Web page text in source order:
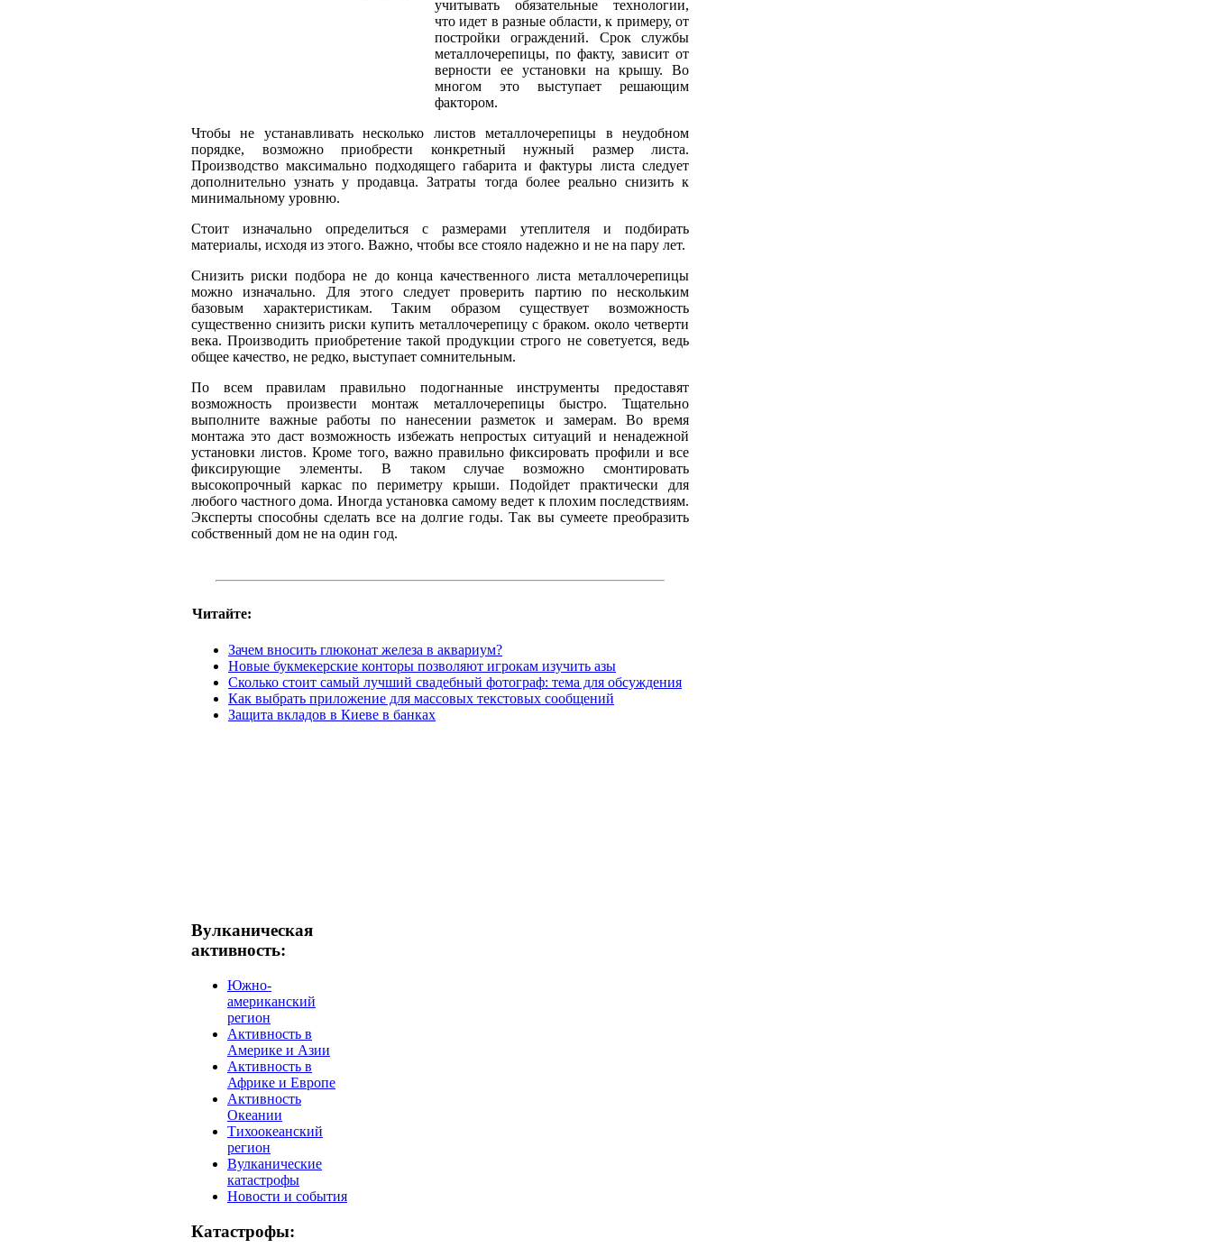
учитывать обязательные технологии,
что идет в разные области, к примеру, от
постройки ограждений. Срок службы
металлочерепицы, по факту, зависит от
верности ее установки на крышу. Во
многом это выступает решающим
фактором.
Чтобы не устанавливать несколько листов металлочерепицы в неудобном
порядке, возможно приобрести конкретный нужный размер листа.
Производство максимально подходящего габарита и фактуры листа следует
дополнительно узнать у продавца. Затраты тогда более реально снизить к
минимальному уровню.
Стоит изначально определиться с размерами утеплителя и подбирать
материалы, исходя из этого. Важно, чтобы все стояло надежно и не на пару лет.
Снизить риски подбора не до конца качественного листа металлочерепицы
можно изначально. Для этого следует проверить партию по нескольким
базовым характеристикам. Таким образом существует возможность
существенно снизить риски купить металлочерепицу с браком. около четверти
века. Производить приобретение такой продукции строго не советуется, ведь
общее качество, не редко, выступает сомнительным.
По всем правилам правильно подогнанные инструменты предоставят
возможность произвести монтаж металлочерепицы быстро. Тщательно
выполните важные работы по нанесении разметок и замерам. Во время
монтажа это даст возможность избежать непростых ситуаций и ненадежной
установки листов. Кроме того, важно правильно фиксировать профили и все
фиксирующие элементы. В таком случае возможно смонтировать
высокопрочный каркас по периметру крыши. Подойдет практически для
любого частного дома. Иногда установка самому ведет к плохим последствиям.
Эксперты способны сделать все на долгие годы. Так вы сумеете преобразить
собственный дом не на один год.
Читайте:
Зачем вносить глюконат железа в аквариум?
Новые букмекерские конторы позволяют игрокам изучить азы
Сколько стоит самый лучший свадебный фотограф: тема для обсуждения
Как выбрать приложение для массовых текстовых сообщений
Защита вкладов в Киеве в банках
Вулканическая
активность:
Южно-
американский
регион
Активность в
Америке и Азии
Активность в
Африке и Европе
Активность
Океании
Тихоокеанский
регион
Вулканические
катастрофы
Новости и события
Катастрофы: